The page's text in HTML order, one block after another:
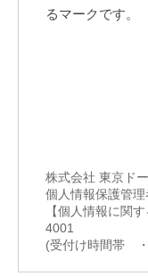
るマークです。
株式会社 東京ド
個人情報保護管
【個人情報に関
4001
(受付け時間帯